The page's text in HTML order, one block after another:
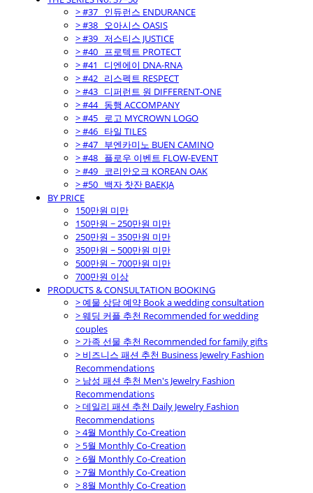
> #37_ 인듀런스 ENDURANCE
> #38_ 오아시스 OASIS
> #39_ 저스티스 JUSTICE
> #40_ 프로텍트 PROTECT
> #41_ 디엔에이 DNA-RNA
> #42_ 리스펙트 RESPECT
> #43_ 디퍼런트 원 DIFFERENT-ONE
> #44_ 동행 ACCOMPANY
> #45_ 로고 MYCROWN LOGO
> #46_ 타일 TILES
> #47_ 부엔카미노 BUEN CAMINO
> #48_ 플로우 이벤트 FLOW-EVENT
> #49_ 코리안오크 KOREAN OAK
> #50_ 백자 찻잔 BAEKJA
BY PRICE
150만원 미만
150만원 ~ 250만원 미만
250만원 ~ 350만원 미만
350만원 ~ 500만원 미만
500만원 ~ 700만원 미만
700만원 이상
PRODUCTS & CONSULTATION BOOKING
> 예물 상담 예약 Book a wedding consultation
> 웨딩 커플 추천 Recommended for wedding
couples
> 가족 선물 추천 Recommended for family gifts
> 비즈니스 패션 추천 Business Jewelry Fashion
Recommendations
> 남성 패션 추천 Men's Jewelry Fashion
Recommendations
> 데일리 패션 추천 Daily Jewelry Fashion
Recommendations
> 4월 Monthly Co-Creation
> 5월 Monthly Co-Creation
> 6월 Monthly Co-Creation
> 7월 Monthly Co-Creation
> 8월 Monthly Co-Creation